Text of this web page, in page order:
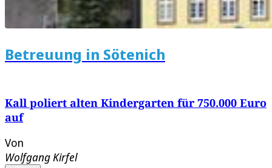
Betreuung in Sötenich
Kall poliert alten Kindergarten für 750.000 Euro
auf
Von
Wolfgang Kirfel